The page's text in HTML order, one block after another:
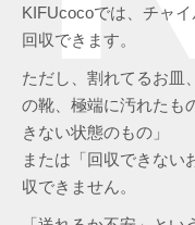
KIFUcocoでは、チャ
回収できます。
ただし、割れてるお皿
の靴、極端に汚れたも
きない状態のもの」
または「回収できない
収できません。